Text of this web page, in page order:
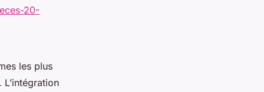
20-
les plus